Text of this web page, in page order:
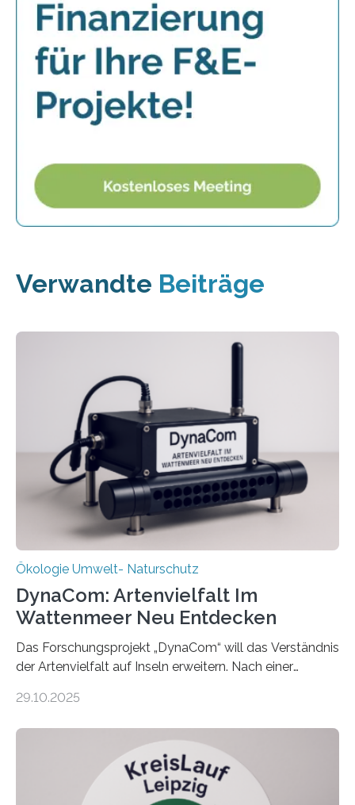
Verwandte Beiträge
Ökologie Umwelt- Naturschutz
DynaCom: Artenvielfalt Im
Wattenmeer Neu Entdecken
Das Forschungsprojekt „DynaCom“ will das Verständnis
der Artenvielfalt auf Inseln erweitern. Nach einer
Beobachtungen im Wattenmeer ist nun eine große
Oldenburg befassen sich insbesondere damit, wie ein
Ökosystem gedeiht – und wie sich dieser Prozess
verlässlich prognostizieren lässt. Grünes Licht für
„DynaCom“: Die Deutsche Forschungsgemeinschaft
29.10.2025